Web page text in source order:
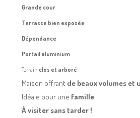
Grande cour
Terrasse bien exposée
Dépendance
Portail aluminium
Terrain clos et arboré
Maison offrant de beaux volumes et
Idéale pour une famille
À visiter sans tarder !